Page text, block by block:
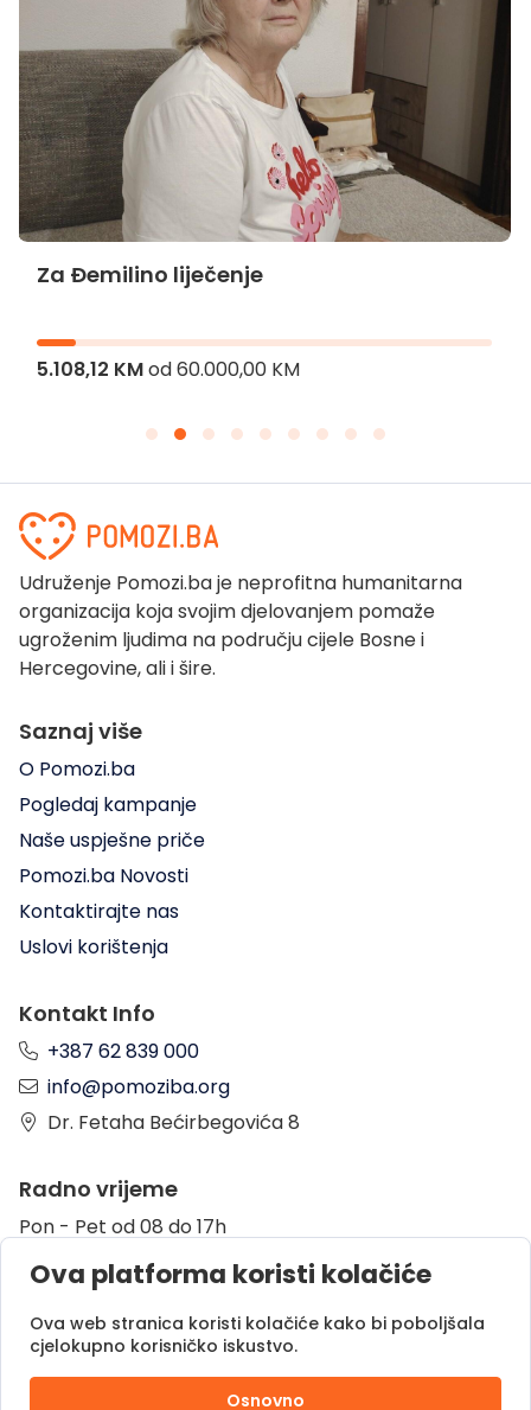
Za Đemilino liječenje
5.108,12 KMod60.000,00 KM
Udruženje Pomozi.ba je neprofitna humanitarna
organizacija koja svojim djelovanjem pomaže
ugroženim ljudima na području cijele Bosne i
Hercegovine, ali i šire.
Saznaj više
O Pomozi.ba
Pogledaj kampanje
Naše uspješne priče
Pomozi.ba Novosti
Kontaktirajte nas
Uslovi korištenja
Kontakt Info
+387 62 839 000
info@pomoziba.org
Dr. Fetaha Bećirbegovića 8
Radno vrijeme
Pon - Pet od 08 do 17h
Sub od 10 do 17h
Nedjelja - neradni dan
Donacije putem
Ova platforma koristi kolačiće
Ova web stranica koristi kolačiće kako bi poboljšala
cjelokupno korisničko iskustvo.
Osnovno